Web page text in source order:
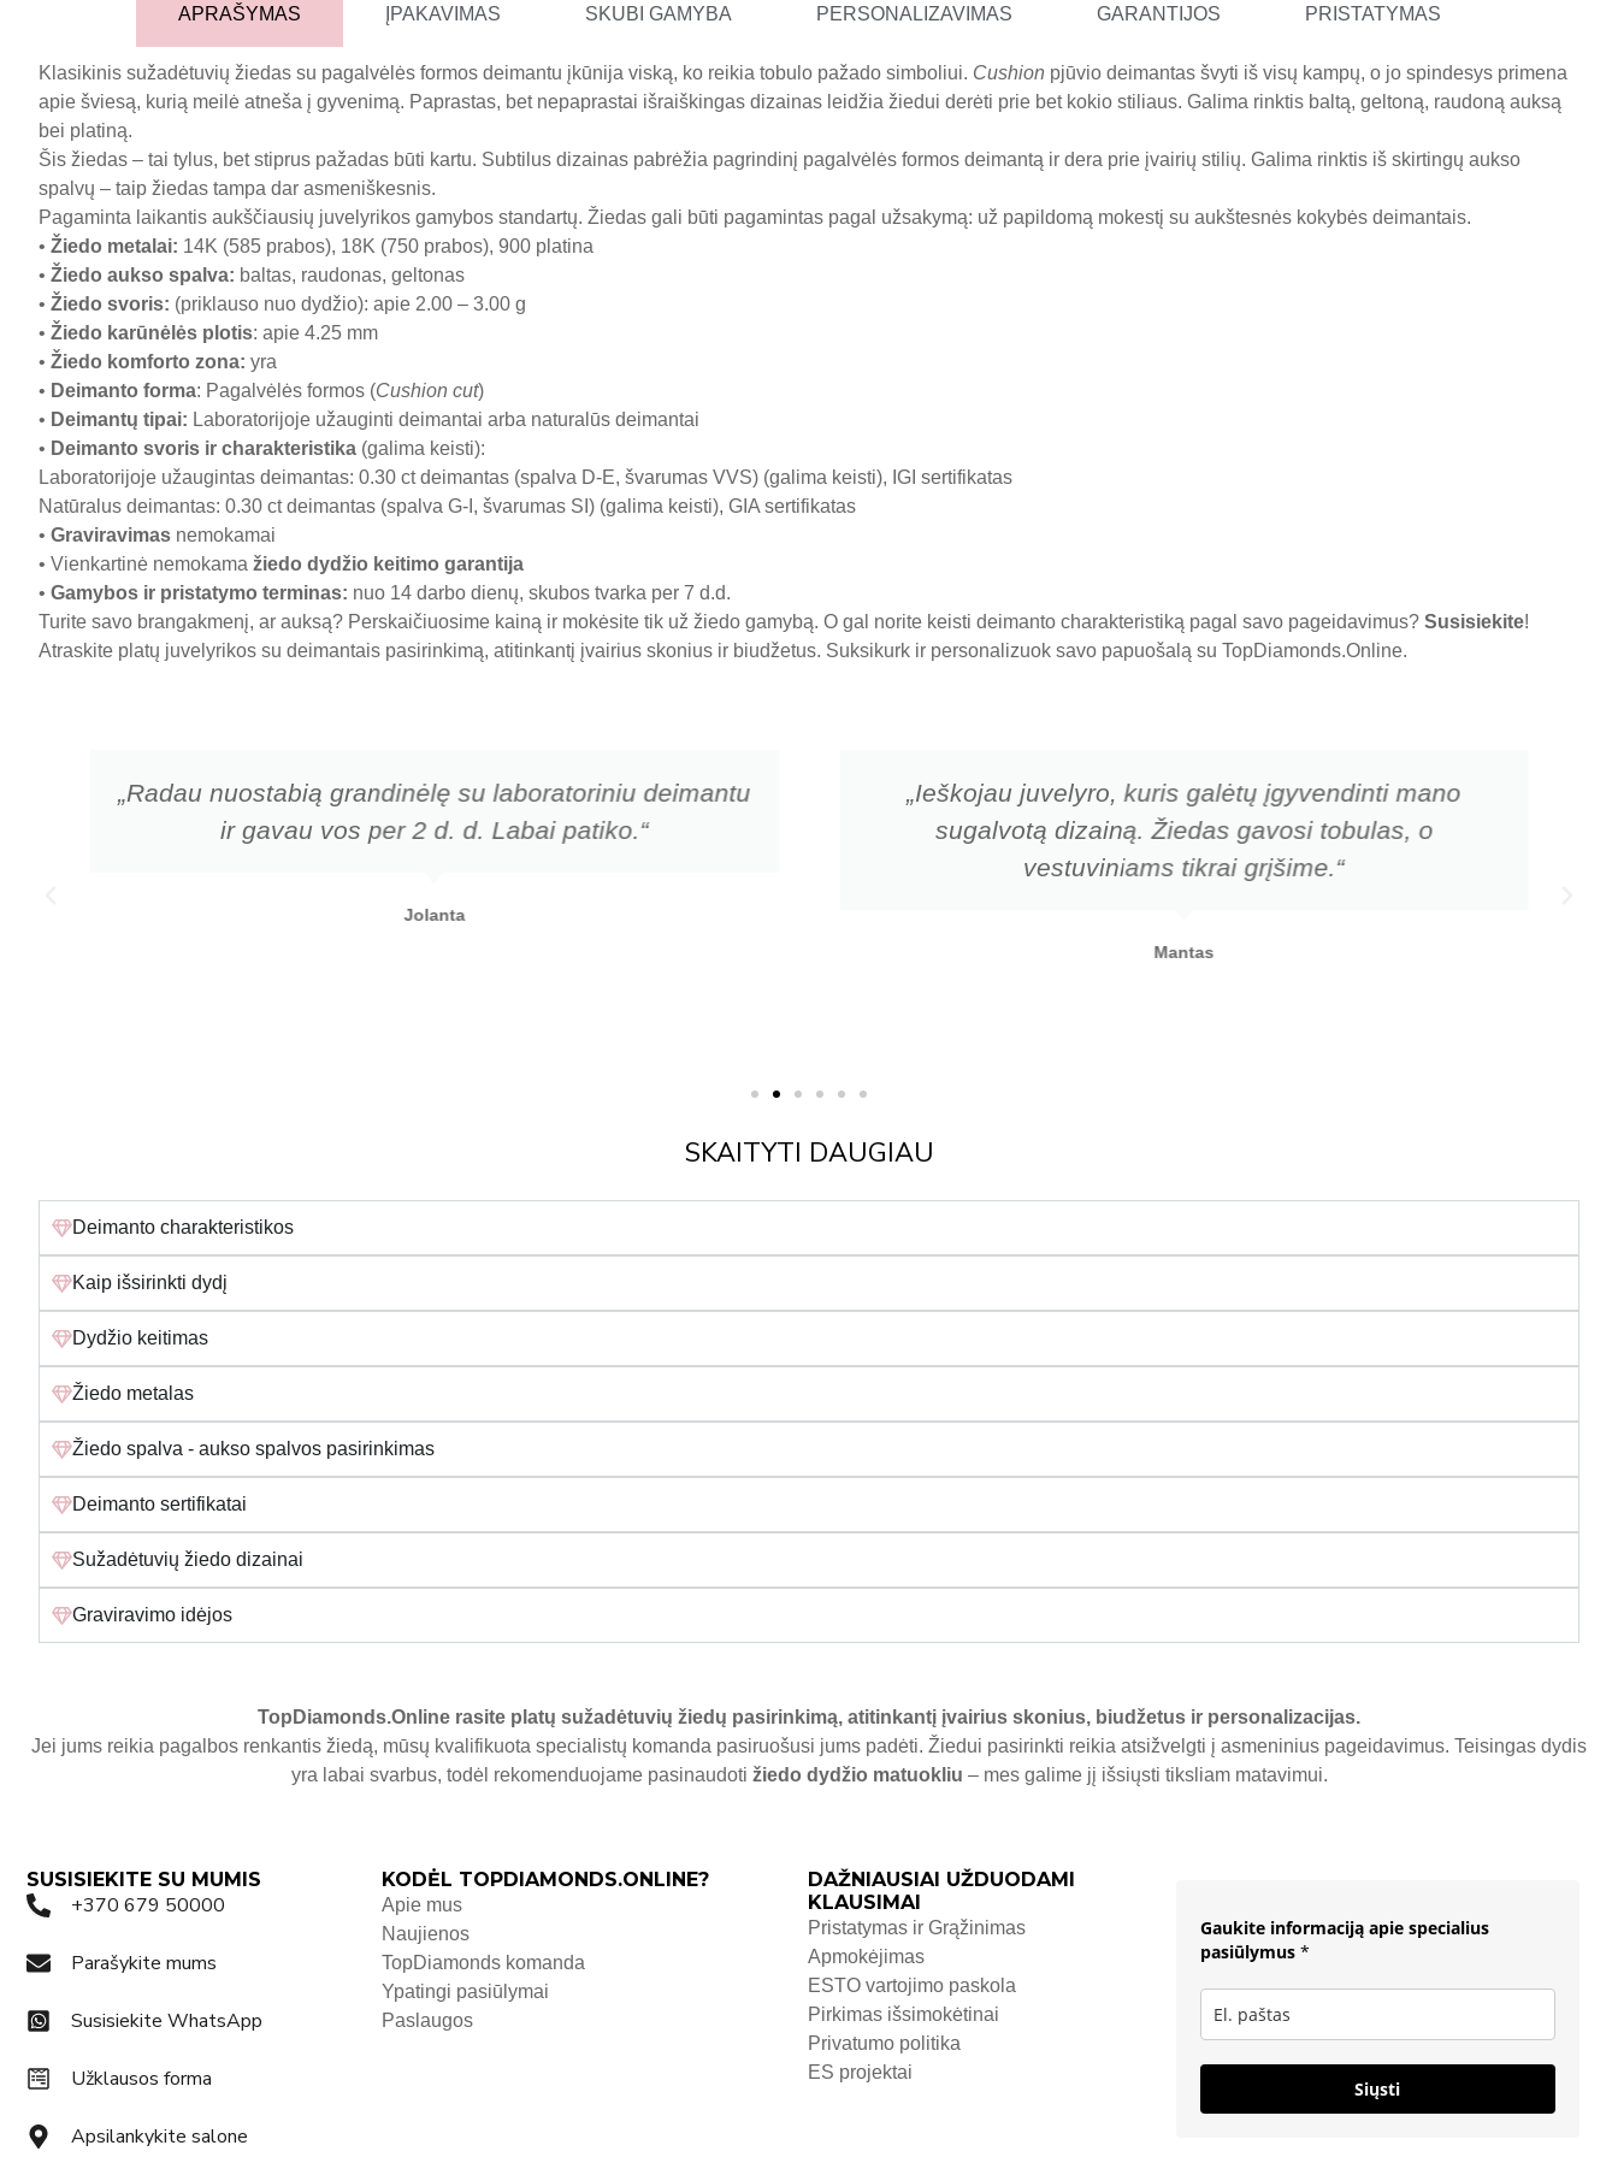
APRAŠYMAS ĮPAKAVIMAS SKUBI GAMYBA PERSONALIZAVIMAS GARANTIJOS PRISTATYMAS
Klasikinis sužadėtuvių žiedas su pagalvėlės formos deimantu įkūnija viską, ko reikia tobulo pažado simboliui. Cushion pjūvio deimantas švyti iš visų kampų, o jo spindesys primena
apie šviesą, kurią meilė atneša į gyvenimą. Paprastas, bet nepaprastai išraiškingas dizainas leidžia žiedui derėti prie bet kokio stiliaus. Galima rinktis baltą, geltoną, raudoną auksą
bei platiną.
Šis žiedas – tai tylus, bet stiprus pažadas būti kartu. Subtilus dizainas pabrėžia pagrindinį pagalvėlės formos deimantą ir dera prie įvairių stilių. Galima rinktis iš skirtingų aukso
spalvų – taip žiedas tampa dar asmeniškesnis.
Pagaminta laikantis aukščiausių juvelyrikos gamybos standartų. Žiedas gali būti pagamintas pagal užsakymą: už papildomą mokestį su aukštesnės kokybės deimantais.
• Žiedo metalai: 14K (585 prabos), 18K (750 prabos), 900 platina
• Žiedo aukso spalva: baltas, raudonas, geltonas
• Žiedo svoris: (priklauso nuo dydžio): apie 2.00 – 3.00 g
• Žiedo karūnėlės plotis: apie 4.25 mm
• Žiedo komforto zona: yra
• Deimanto forma: Pagalvėlės formos (Cushion cut)
• Deimantų tipai: Laboratorijoje užauginti deimantai arba naturalūs deimantai
• Deimanto svoris ir charakteristika (galima keisti):
Laboratorijoje užaugintas deimantas: 0.30 ct deimantas (spalva D-E, švarumas VVS) (galima keisti), IGI sertifikatas
Natūralus deimantas: 0.30 ct deimantas (spalva G-I, švarumas SI) (galima keisti), GIA sertifikatas
• Graviravimas nemokamai
• Vienkartinė nemokama žiedo dydžio keitimo garantija
• Gamybos ir pristatymo terminas: nuo 14 darbo dienų, skubos tvarka per 7 d.d.
Turite savo brangakmenį, ar auksą? Perskaičiuosime kainą ir mokėsite tik už žiedo gamybą. O gal norite keisti deimanto charakteristiką pagal savo pageidavimus? Susisiekite!
Atraskite platų juvelyrikos su deimantais pasirinkimą, atitinkantį įvairius skonius ir biudžetus. Suksikurk ir personalizuok savo papuošalą su TopDiamonds.Online.
„Radau nuostabią grandinėlę su laboratoriniu deimantu
ir gavau vos per 2 d. d. Labai patiko.“
Jolanta
„Ieškojau juvelyro, kuris galėtų įgyvendinti mano
sugalvotą dizainą. Žiedas gavosi tobulas, o
vestuviniams tikrai grįšime.“
Mantas
SKAITYTI DAUGIAU
Deimanto charakteristikos
Kaip išsirinkti dydį
Dydžio keitimas
Žiedo metalas
Žiedo spalva - aukso spalvos pasirinkimas
Deimanto sertifikatai
Sužadėtuvių žiedo dizainai
Graviravimo idėjos
TopDiamonds.Online rasite platų sužadėtuvių žiedų pasirinkimą, atitinkantį įvairius skonius, biudžetus ir personalizacijas.
Jei jums reikia pagalbos renkantis žiedą, mūsų kvalifikuota specialistų komanda pasiruošusi jums padėti. Žiedui pasirinkti reikia atsižvelgti į asmeninius pageidavimus. Teisingas dydis
yra labai svarbus, todėl rekomenduojame pasinaudoti žiedo dydžio matuokliu – mes galime jį išsiųsti tiksliam matavimui.
SUSISIEKITE SU MUMIS
+370 679 50000
Parašykite mums
Susisiekite WhatsApp
Užklausos forma
Apsilankykite salone
KODĖL TOPDIAMONDS.ONLINE?
Apie mus
Naujienos
TopDiamonds komanda
Ypatingi pasiūlymai
Paslaugos
DAŽNIAUSIAI UŽDUODAMI
KLAUSIMAI
Pristatymas ir Grąžinimas
Apmokėjimas
ESTO vartojimo paskola
Pirkimas išsimokėtinai
Privatumo politika
ES projektai
Gaukite informaciją apie specialius
pasiūlymus *
Siųsti